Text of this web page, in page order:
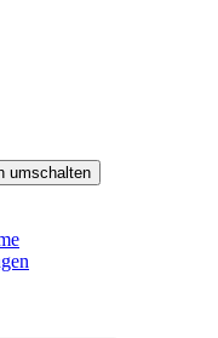
umschalten